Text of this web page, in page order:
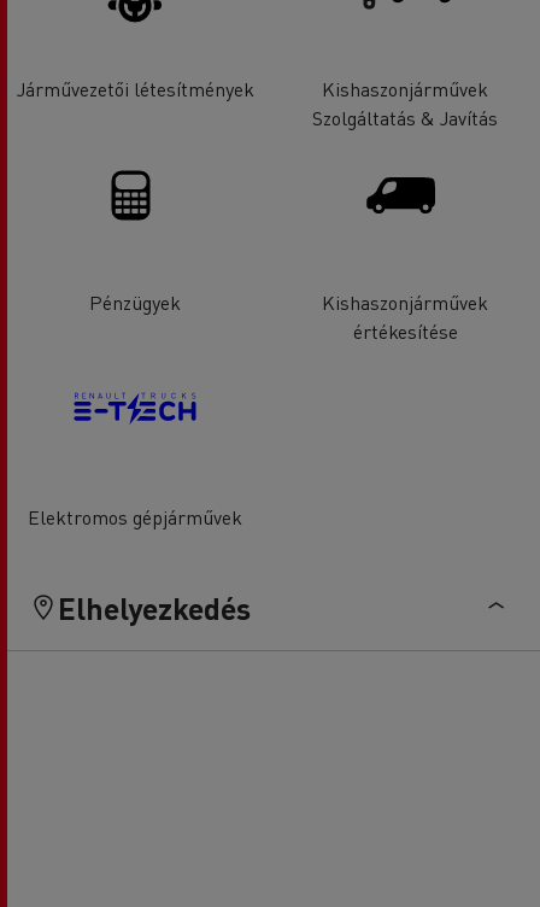
Járművezetői létesítmények
Kishaszonjárművek
Szolgáltatás & Javítás
Pénzügyek
Kishaszonjárművek
értékesítése
Elektromos gépjárművek
Elhelyezkedés